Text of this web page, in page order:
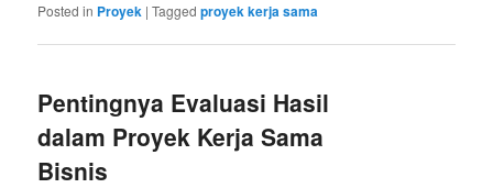
Posted in Proyek |Tagged proyek kerja sama
Pentingnya Evaluasi Hasil
dalam Proyek Kerja Sama
Bisnis